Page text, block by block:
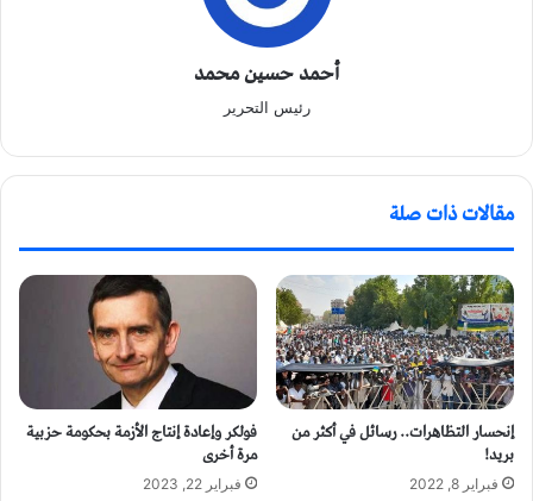
أحمد حسين محمد
رئيس التحرير
مقالات ذات صلة
إنحسار التظاهرات.. رسائل في أكثر من
بريد!
فبراير 8, 2022
فولكر وإعادة إنتاج الأزمة بحكومة حزبية
مرة أخرى
فبراير 22, 2023